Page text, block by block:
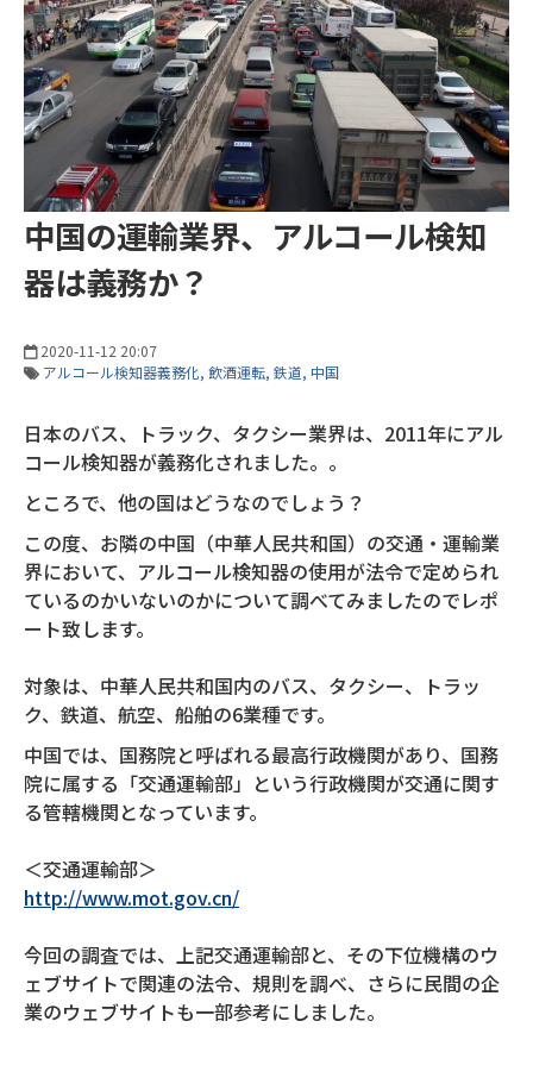
中国の運輸業界、アルコール検知
器は義務か？
2020-11-12 20:07
アルコール検知器義務化 飲酒運転 鉄道 中国
日本のバス、トラック、タクシー業界は、2011年にアル
コール検知器が義務化されました。。
ところで、他の国はどうなのでしょう？
この度、お隣の中国（中華人民共和国）の交通・運輸業
界において、アルコール検知器の使用が法令で定められ
ているのかいないのかについて調べてみましたのでレポ
ート致します。
対象は、中華人民共和国内のバス、タクシー、トラッ
ク、鉄道、航空、船舶の6業種です。
中国では、国務院と呼ばれる最高行政機関があり、国務
院に属する「交通運輸部」という行政機関が交通に関す
る管轄機関となっています。
＜交通運輸部＞
http://www.mot.gov.cn/
今回の調査では、上記交通運輸部と、その下位機構のウ
ェブサイトで関連の法令、規則を調べ、さらに民間の企
業のウェブサイトも一部参考にしました。